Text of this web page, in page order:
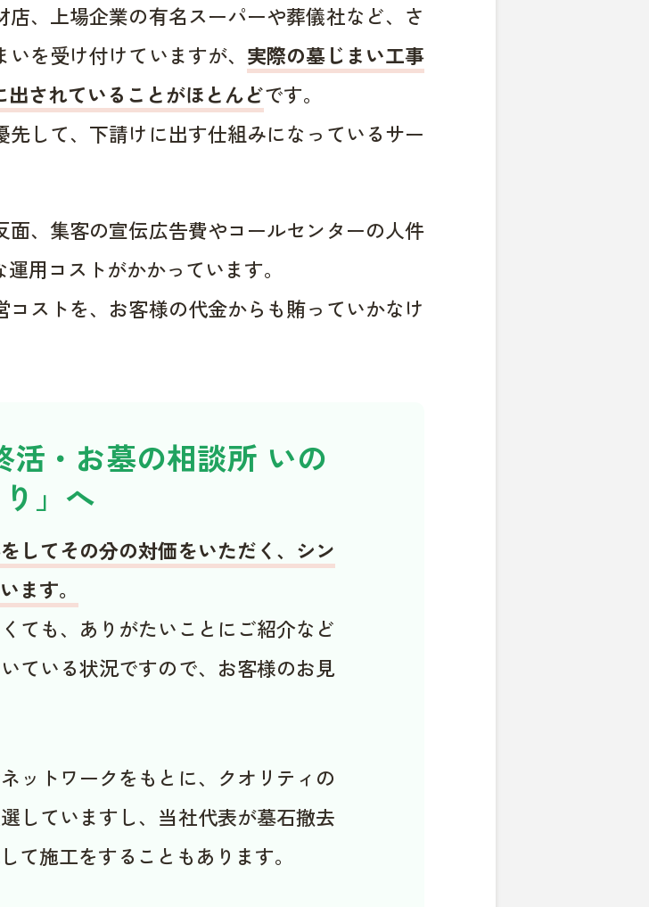
、上場企業の有名スーパーや葬儀社など、さ
を受け付けていますが、 実際の墓じまい工事
されていることがほとんどです。
して、下請けに出す仕組みになっているサー
、集客の宣伝広告費やコールセンターの人件
用コストがかかっています。
ストを、お客様の代金からも賄っていかなけ
活・お墓の相談所 いの
り」へ
してその分の対価をいただく、シン
ます。
ても、ありがたいことにご紹介など
ている状況ですので、お客様のお見
ットワークをもとに、クオリティの
していますし、当社代表が墓石撤去
て施工をすることもあります。